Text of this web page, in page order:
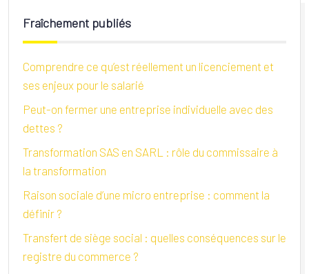
Fraîchement publiés
Comprendre ce qu’est réellement un licenciement et
ses enjeux pour le salarié
Peut-on fermer une entreprise individuelle avec des
dettes ?
Transformation SAS en SARL : rôle du commissaire à
la transformation
Raison sociale d’une micro entreprise : comment la
définir ?
Transfert de siège social : quelles conséquences sur le
registre du commerce ?